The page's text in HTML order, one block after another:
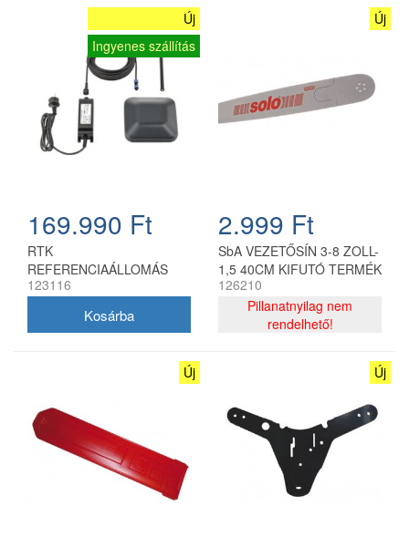
Új
Ingyenes szállítás
169.990 Ft
RTK
REFERENCIAÁLLOMÁS
123116
Új
2.999 Ft
SbA VEZETŐSÍN 3-8 ZOLL-
1,5 40CM KIFUTÓ TERMÉK
126210
Pillanatnyilag nem
rendelhető!
Új Új